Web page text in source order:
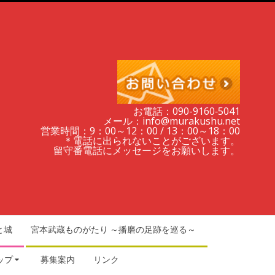
お電話：090-9160‐5041
メール：info@murakushu.net
営業時間：9：00～12：00 / 13：00～18：00
＊電話に出られないことがございます。
留守番電話にメッセージをお願いします。
城 宮本武蔵ものがたり ～播磨の足跡を巡る～
プ 募集案内 リンク